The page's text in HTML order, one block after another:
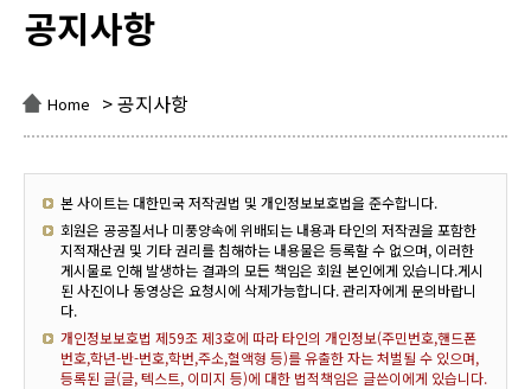
공지사항
Home > 공지사항
본 사이트는 대한민국 저작권법 및 개인정보보호법을 준수합니다.
회원은 공공질서나 미풍양속에 위배되는 내용과 타인의 저작권을 포함한
지적재산권 및 기타 권리를 침해하는 내용물은 등록할 수 없으며, 이러한
게시물로 인해 발생하는 결과의 모든 책임은 회원 본인에게 있습니다.게시
된 사진이나 동영상은 요청시에 삭제가능합니다. 관리자에게 문의바랍니
다.
개인정보보호법 제59조 제3호에 따라 타인의 개인정보(주민번호,핸드폰
번호,학년-반-번호,학번,주소,혈액형 등)를 유출한 자는 처벌될 수 있으며,
등록된 글(글, 텍스트, 이미지 등)에 대한 법적책임은 글쓴이에게 있습니다.